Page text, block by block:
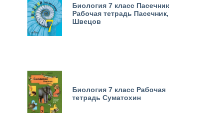
Биология 7 класс Пасечник
Рабочая тетрадь Пасечник,
Швецов
Биология 7 класс Рабочая
тетрадь Суматохин